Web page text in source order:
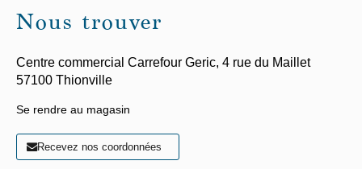
Nous trouver
Centre commercial Carrefour Geric, 4 rue du Maillet
57100 Thionville
Se rendre au magasin
Recevez nos coordonnées